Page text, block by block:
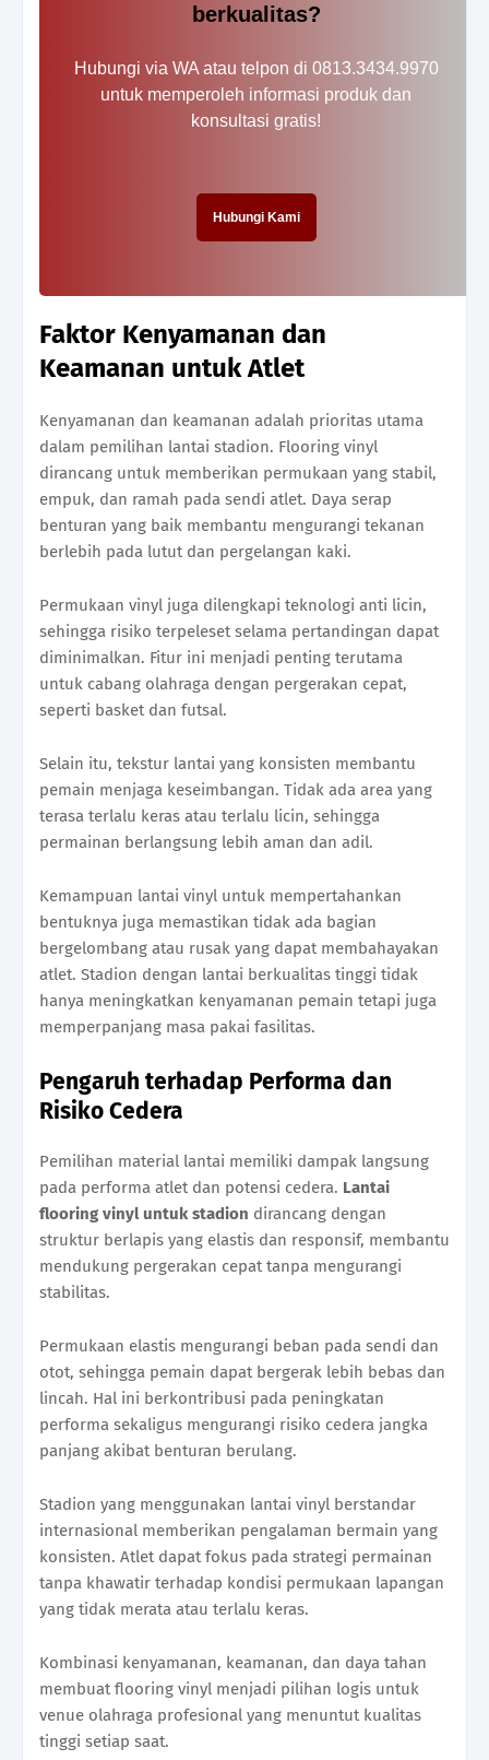
berkualitas?
Hubungi via WA atau telpon di 0813.3434.9970
untuk memperoleh informasi produk dan
konsultasi gratis!
Hubungi Kami
Faktor Kenyamanan dan
Keamanan untuk Atlet
Kenyamanan dan keamanan adalah prioritas utama
dalam pemilihan lantai stadion. Flooring vinyl
dirancang untuk memberikan permukaan yang stabil,
empuk, dan ramah pada sendi atlet. Daya serap
benturan yang baik membantu mengurangi tekanan
berlebih pada lutut dan pergelangan kaki.
Permukaan vinyl juga dilengkapi teknologi anti licin,
sehingga risiko terpeleset selama pertandingan dapat
diminimalkan. Fitur ini menjadi penting terutama
untuk cabang olahraga dengan pergerakan cepat,
seperti basket dan futsal.
Selain itu, tekstur lantai yang konsisten membantu
pemain menjaga keseimbangan. Tidak ada area yang
terasa terlalu keras atau terlalu licin, sehingga
permainan berlangsung lebih aman dan adil.
Kemampuan lantai vinyl untuk mempertahankan
bentuknya juga memastikan tidak ada bagian
bergelombang atau rusak yang dapat membahayakan
atlet. Stadion dengan lantai berkualitas tinggi tidak
hanya meningkatkan kenyamanan pemain tetapi juga
memperpanjang masa pakai fasilitas.
Pengaruh terhadap Performa dan
Risiko Cedera
Pemilihan material lantai memiliki dampak langsung
pada performa atlet dan potensi cedera. Lantai
flooring vinyl untuk stadion dirancang dengan
struktur berlapis yang elastis dan responsif, membantu
mendukung pergerakan cepat tanpa mengurangi
stabilitas.
Permukaan elastis mengurangi beban pada sendi dan
otot, sehingga pemain dapat bergerak lebih bebas dan
lincah. Hal ini berkontribusi pada peningkatan
performa sekaligus mengurangi risiko cedera jangka
panjang akibat benturan berulang.
Stadion yang menggunakan lantai vinyl berstandar
internasional memberikan pengalaman bermain yang
konsisten. Atlet dapat fokus pada strategi permainan
tanpa khawatir terhadap kondisi permukaan lapangan
yang tidak merata atau terlalu keras.
Kombinasi kenyamanan, keamanan, dan daya tahan
membuat flooring vinyl menjadi pilihan logis untuk
venue olahraga profesional yang menuntut kualitas
tinggi setiap saat.